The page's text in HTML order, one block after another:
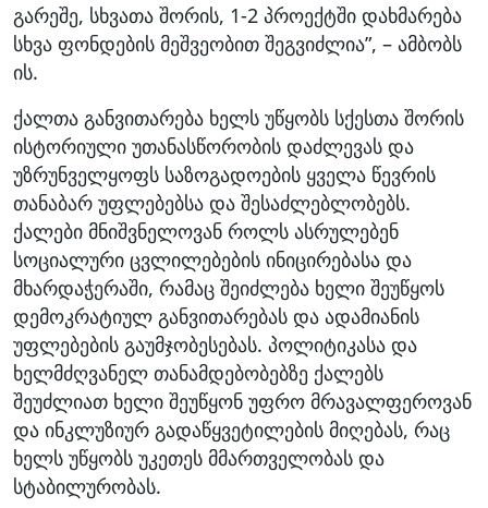
გარეშე, სხვათა შორის, 1-2 პროექტში დახმარება
სხვა ფონდების მეშვეობით შეგვიძლია”, – ამბობს
ის.
ქალთა განვითარება ხელს უწყობს სქესთა შორის
ისტორიული უთანასწორობის დაძლევას და
უზრუნველყოფს საზოგადოების ყველა წევრის
თანაბარ უფლებებსა და შესაძლებლობებს.
ქალები მნიშვნელოვან როლს ასრულებენ
სოციალური ცვლილებების ინიცირებასა და
მხარდაჭერაში, რამაც შეიძლება ხელი შეუწყოს
დემოკრატიულ განვითარებას და ადამიანის
უფლებების გაუმჯობესებას. პოლიტიკასა და
ხელმძღვანელ თანამდებობებზე ქალებს
შეუძლიათ ხელი შეუწყონ უფრო მრავალფეროვან
და ინკლუზიურ გადაწყვეტილების მიღებას, რაც
ხელს უწყობს უკეთეს მმართველობას და
სტაბილურობას.